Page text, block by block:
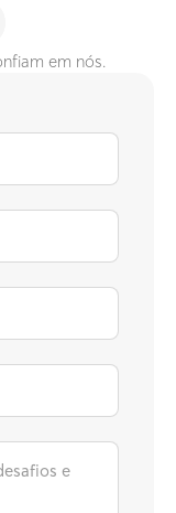
em nós.